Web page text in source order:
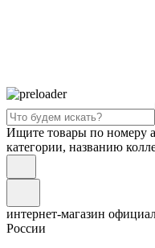
Ищите товары по номеру
категории, названию
интернет-магазин
России